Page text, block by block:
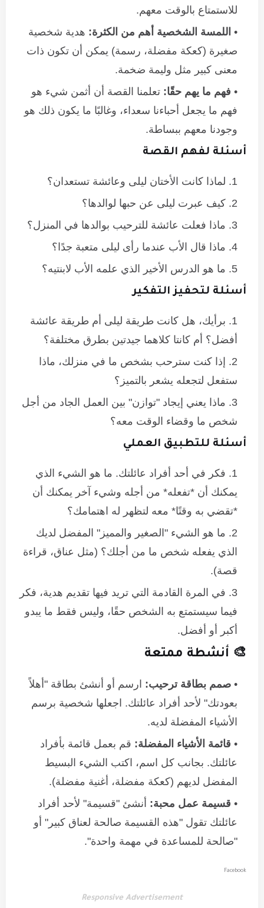
للاستمتاع بالوقت معهم.
اللمسة الشخصية أهم من الكثرة: هدية شخصية
صغيرة (كعكة مفضلة، رسمة) يمكن أن تكون ذات
معنى كبير مثل وليمة ضخمة.
فهم ما يهم حقًا: تعلمنا القصة أن أثمن شيء هو
فهم ما يجعل أحباءنا سعداء، وغالبًا ما يكون ذلك هو
وجودنا معهم ببساطة.
أسئلة لفهم القصة
لماذا كانت الأختان ليلى وعائشة تستعدان؟
كيف عبرت ليلى عن حبها لوالدها؟
ماذا فعلت عائشة للترحيب بوالدها في المنزل؟
ماذا قال الأب عندما رأى ليلى متعبة جدًا؟
ما هو الدرس الأخير الذي علمه الأب لابنتيه؟
أسئلة لتحفيز التفكير
برأيك، هل كانت طريقة ليلى أم طريقة عائشة
أفضل؟ أم كانتا كلاهما جيدتين بطرق مختلفة؟
إذا كنت سترحب بشخص ما في منزلك، ماذا
ستفعل لتجعله يشعر بالتميز؟
ماذا يعني إيجاد "توازن" بين العمل الجاد من أجل
شخص ما وقضاء الوقت معه؟
أسئلة للتطبيق العملي
فكر في أحد أفراد عائلتك. ما هو الشيء الذي
يمكنك أن *تفعله* من أجله وشيء آخر يمكنك أن
*تقضي به وقتًا* معه لتظهر له اهتمامك؟
ما هو الشيء "الصغير والمميز" المفضل لديك
الذي يفعله شخص ما من أجلك؟ (مثل عناق، قراءة
قصة).
في المرة القادمة التي تريد فيها تقديم هدية، فكر
فيما سيستمتع به الشخص حقًا، وليس فقط ما يبدو
أكبر أو أفضل.
🎨 أنشطة ممتعة
صمم بطاقة ترحيب: ارسم أو أنشئ بطاقة "أهلاً
بعودتك" لأحد أفراد عائلتك. اجعلها شخصية برسم
الأشياء المفضلة لديه.
قائمة الأشياء المفضلة: قم بعمل قائمة بأفراد
عائلتك. بجانب كل اسم، اكتب الشيء البسيط
المفضل لديهم (كعكة مفضلة، أغنية مفضلة).
قسيمة عمل محبة: أنشئ "قسيمة" لأحد أفراد
عائلتك تقول "هذه القسيمة صالحة لعناق كبير" أو
"صالحة للمساعدة في مهمة واحدة".
Facebook
Responsive Advertisement